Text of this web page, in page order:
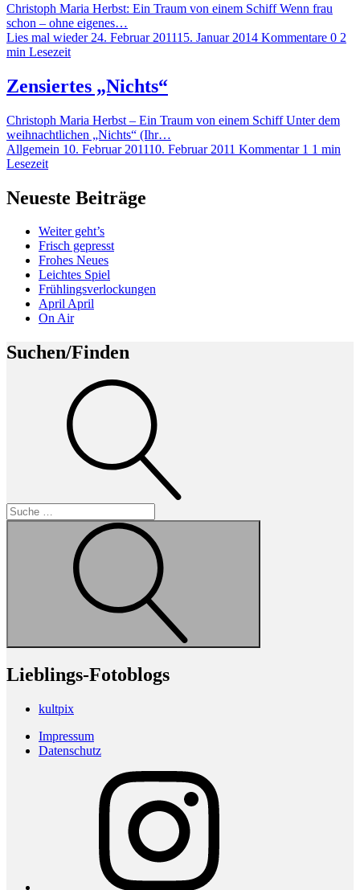
Christoph Maria Herbst: Ein Traum von einem Schiff Wenn frau
schon – ohne eigenes…
Lies mal wieder 24. Februar 201115. Januar 2014 Kommentare 0 2
min Lesezeit
Zensiertes „Nichts“
Christoph Maria Herbst – Ein Traum von einem Schiff Unter dem
weihnachtlichen „Nichts“ (Ihr…
Allgemein 10. Februar 201110. Februar 2011 Kommentar 1 1 min
Lesezeit
Neueste Beiträge
Weiter geht’s
Frisch gepresst
Frohes Neues
Leichtes Spiel
Frühlingsverlockungen
April April
On Air
Suchen/Finden
Lieblings-Fotoblogs
kultpix
Impressum
Datenschutz